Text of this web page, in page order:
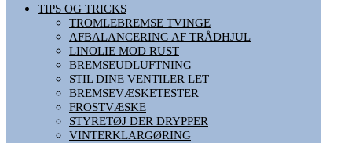
TIPS OG TRICKS
TROMLEBREMSE TVINGE
AFBALANCERING AF TRÅDHJUL
LINOLIE MOD RUST
BREMSEUDLUFTNING
STIL DINE VENTILER LET
BREMSEVÆSKETESTER
FROSTVÆSKE
STYRETØJ DER DRYPPER
VINTERKLARGØRING